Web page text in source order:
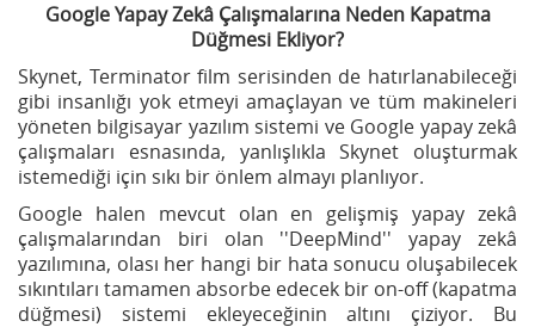
Google Yapay Zekâ Çalışmalarına Neden Kapatma
Düğmesi Ekliyor?
Skynet, Terminator film serisinden de hatırlanabileceği
gibi insanlığı yok etmeyi amaçlayan ve tüm makineleri
yöneten bilgisayar yazılım sistemi ve Google yapay zekâ
çalışmaları esnasında, yanlışlıkla Skynet oluşturmak
istemediği için sıkı bir önlem almayı planlıyor.
Google halen mevcut olan en gelişmiş yapay zekâ
çalışmalarından biri olan ''DeepMind'' yapay zekâ
yazılımına, olası her hangi bir hata sonucu oluşabilecek
sıkıntıları tamamen absorbe edecek bir on-off (kapatma
düğmesi) sistemi ekleyeceğinin altını çiziyor. Bu